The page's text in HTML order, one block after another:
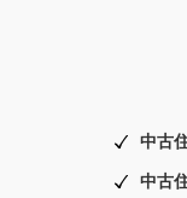
中古
中古